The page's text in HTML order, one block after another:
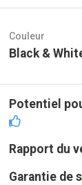
Couleur
Black &
Potentiel
Rapport du
Garantie de